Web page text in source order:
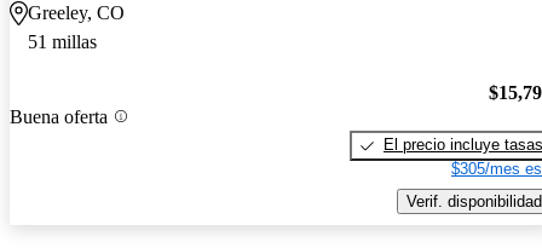
Greeley, CO
51 millas
Buena oferta
El precio incluye tasas
$305/mes
Verif. disponibilidad